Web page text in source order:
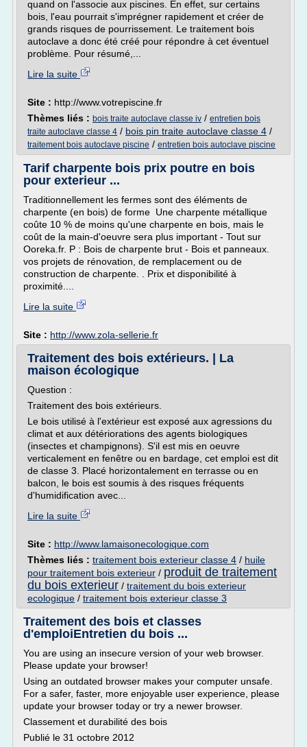
quand on l'associe aux piscines. En effet, sur certains
bois, l'eau pourrait s'imprégner rapidement et créer de
grands risques de pourrissement. Le traitement bois
autoclave a donc été créé pour répondre à cet éventuel
problème. Pour résumé,...
Lire la suite
Site : http://www.votrepiscine.fr
Thèmes liés : bois traite autoclave classe iv / entretien bois
traite autoclave classe 4 / bois pin traite autoclave classe 4 /
traitement bois autoclave piscine / entretien bois autoclave piscine
Tarif charpente bois prix poutre en bois
pour exterieur ...
Traditionnellement les fermes sont des éléments de
charpente (en bois) de forme Une charpente métallique
coûte 10 % de moins qu'une charpente en bois, mais le
coût de la main-d'oeuvre sera plus important - Tout sur
Ooreka.fr. P : Bois de charpente brut - Bois et panneaux.
vos projets de rénovation, de remplacement ou de
construction de charpente. . Prix et disponibilité à
proximité....
Lire la suite
Site : http://www.zola-sellerie.fr
Traitement des bois extérieurs. | La
maison écologique
Question :
Traitement des bois extérieurs.
Le bois utilisé à l'extérieur est exposé aux agressions du
climat et aux détériorations des agents biologiques
(insectes et champignons). S'il est mis en oeuvre
verticalement en fenêtre ou en bardage, cet emploi est dit
de classe 3. Placé horizontalement en terrasse ou en
balcon, le bois est soumis à des risques fréquents
d'humidification avec...
Lire la suite
Site : http://www.lamaisonecologique.com
Thèmes liés : traitement bois exterieur classe 4 / huile
pour traitement bois exterieur / produit de traitement
du bois exterieur / traitement du bois exterieur
ecologique / traitement bois exterieur classe 3
Traitement des bois et classes
d'emploiEntretien du bois ...
You are using an insecure version of your web browser.
Please update your browser!
Using an outdated browser makes your computer unsafe.
For a safer, faster, more enjoyable user experience, please
update your browser today or try a newer browser.
Classement et durabilité des bois
Publié le 31 octobre 2012